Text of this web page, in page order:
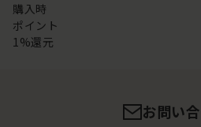
購入時
ポイント
1%還元
お問い